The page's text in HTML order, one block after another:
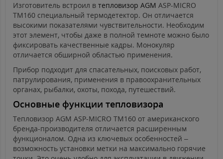
Изготовитель встроил в тепловизор AGM ASP-MICRO
TM160 специальный термодетектор. Он отличается
высокими показателями чувствительности. Необходим
этот элемент, чтобы даже в полной темноте можно было
фиксировать качественные кадры. Монокуляр
отличается обширной областью применения.
Прибор подходит для спасательных, поисковых работ,
патрулирования, применения в правоохранительных
органах, рыбалки, охоты, похода, путешествий.
Основные функции тепловизора
Тепловизор AGM ASP-MICRO TM160 от американского
бренда-производителя отличается расширенным
функционалом. Одна из ключевых особенностей –
возможность установки метки на максимально горячие